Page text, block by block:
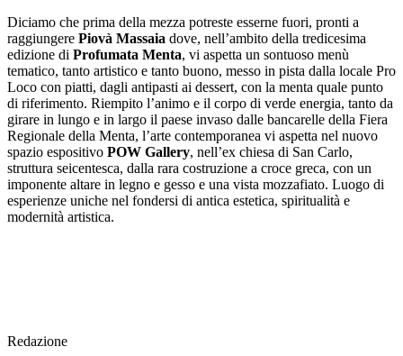
Diciamo che prima della mezza potreste esserne fuori, pronti a
raggiungere Piovà Massaia dove, nell’ambito della tredicesima
edizione di Profumata Menta, vi aspetta un sontuoso menù
tematico, tanto artistico e tanto buono, messo in pista dalla locale Pro
Loco con piatti, dagli antipasti ai dessert, con la menta quale punto
di riferimento. Riempito l’animo e il corpo di verde energia, tanto da
girare in lungo e in largo il paese invaso dalle bancarelle della Fiera
Regionale della Menta, l’arte contemporanea vi aspetta nel nuovo
spazio espositivo POW Gallery, nell’ex chiesa di San Carlo,
struttura seicentesca, dalla rara costruzione a croce greca, con un
imponente altare in legno e gesso e una vista mozzafiato. Luogo di
esperienze uniche nel fondersi di antica estetica, spiritualità e
modernità artistica.
Redazione